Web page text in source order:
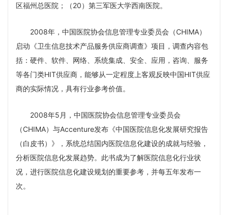
区福州总医院；（20）第三军医大学西南医院。
2008年，中国医院协会信息管理专业委员会（CHIMA）
启动《卫生信息技术产品服务供应商调查》项目，调查内容包
括：硬件、软件、网络、系统集成、安全、应用，咨询、服务
等各门类HIT供应商，能够从一定程度上客观反映中国HIT供应
商的实际情况，具有行业参考价值。
2008年5月，中国医院协会信息管理专业委员会
（CHIMA）与Accenture发布《中国医院信息化发展研究报告
（白皮书）》，系统总结国内医院信息化建设的成就与经验，
分析医院信息化发展趋势。此书成为了解医院信息化行业状
况，进行医院信息化建设规划的重要参考，并每五年发布一
次。